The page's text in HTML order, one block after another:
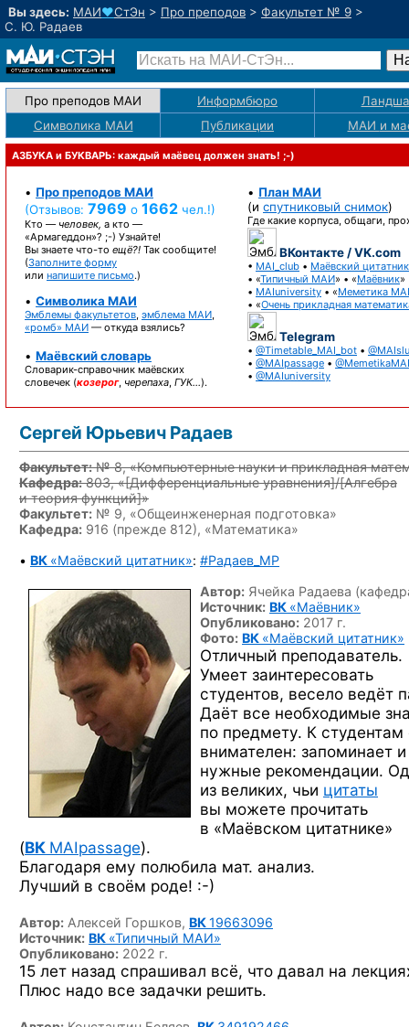
Вы здесь: МАИ♥СтЭн > Про преподов > Факультет № 9 >
С. Ю. Радаев
Про преподов МАИ Информбюро
Символика МАИ
Публикации МАИ и
АЗБУКА и БУКВАРЬ: каждый маёвец должен знать! ;-)
• Про преподов МАИ
(Отзывов: 7969 о 1662 чел.!)
Кто — человек, а кто —
«Армагеддон»? ;-) Узнайте!
Вы знаете что-то ещё?! Так сообщите!
(Заполните форму
или напишите письмо.)
• Символика МАИ
Эмблемы факультетов, эмблема МАИ,
«ромб» МАИ — откуда взялись?
• Маёвский словарь
Словарик-справочник маёвских
словечек (козерог, черепаха, ГУК…).
• План МАИ
(и спутниковый снимок)
Где какие корпуса, общаги,
ВКонтакте / VK.com
• MAI_club • Маёвский цитатник
• «Типичный МАИ» • «Маёвник»
• MAIuniversity • «Меметика
• «Очень прикладная
Telegram
• @Timetable_MAI_bot •
• @MAIpassage • @MemetikaMAI
• @MAIuniversity
Сергей Юрьевич Радаев
Факультет:№ 8, «Компьютерные науки и прикладная
Кафедра:803, «[Дифференциальные уравнения]/[Алгебра
и теория функций]»
Факультет: № 9, «Общеинженерная подготовка»
Кафедра: 916 (прежде 812), «Математика»
• ВК «Маёвский цитатник»: #Радаев_MP
Автор: Ячейка Радаева
Источник: ВК «Маёвник»
Опубликовано: 2017 г.
Фото: ВК «Маёвский цитатник»
Отличный преподаватель.
Умеет заинтересовать
студентов, весело ведёт
Даёт все необходимые
по предмету. К студентам
внимателен: запоминает
нужные рекомендации.
из великих, чьи цитаты
вы можете прочитать
в «Маёвском цитатнике»
(ВК MAIpassage).
Благодаря ему полюбила мат. анализ.
Лучший в своём роде! :-)
Автор: Алексей Горшков, ВК19663096
Источник: ВК «Типичный МАИ»
Опубликовано: 2022 г.
15 лет назад спрашивал всё, что давал на
Плюс надо все задачки решить.